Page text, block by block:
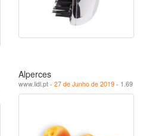
Alperces
www.lidl.pt - 27 de Junho de 2019 - 1.69